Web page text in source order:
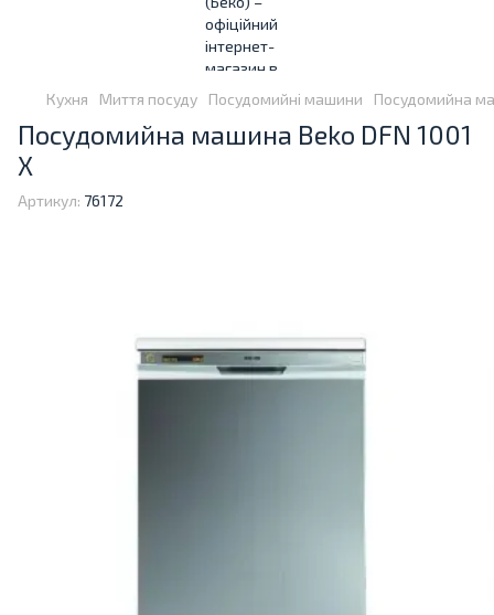
Кухня Миття посуду Посудомийні машини Посудомийна
Посудомийна машина Beko DFN 1001
X
Артикул: 76172